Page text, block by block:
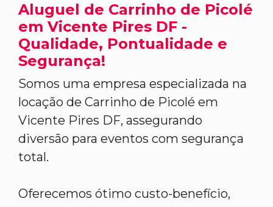
Aluguel de Carrinho de Picolé
em Vicente Pires DF -
Qualidade, Pontualidade e
Segurança!
Somos uma empresa especializada na
locação de Carrinho de Picolé em
Vicente Pires DF, assegurando
diversão para eventos com segurança
total.
Oferecemos ótimo custo-benefício,